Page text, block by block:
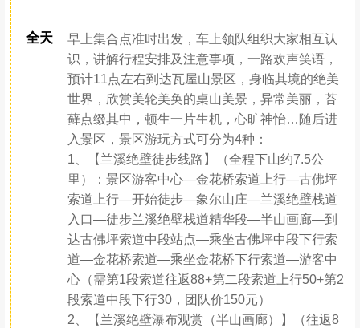
全天
早上集合点准时出发，车上领队组织大家相互认
识，讲解行程安排及注意事项，一路欢声笑语，
预计11点左右到达瓦屋山景区，身临其境的绝美
世界，欣赏美轮美奂的桌山美景，异常美丽，苔
藓点缀其中，顿生一片生机，心旷神怡…随后进
入景区，景区游玩方式可分为4种：
1、【兰溪绝壁徒步线路】（全程下山约7.5公
里）：景区游客中心—金花桥索道上行—古佛坪
索道上行—开始徒步—象尔山庄—兰溪绝壁栈道
入口—徒步兰溪绝壁栈道精华段—半山画廊—到
达古佛坪索道中段站点—乘坐古佛坪中段下行索
道—金花桥索道—乘坐金花桥下行索道—游客中
心（需第1段索道往返88+第二段索道上行50+第2
段索道中段下行30，团队价150元）
2、【兰溪绝壁瀑布观赏（半山画廊）】（往返8